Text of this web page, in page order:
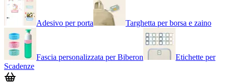
Adesivo per porta Targhetta per borsa e zaino
Fascia personalizzata per Biberon
Etichette per
Scadenze